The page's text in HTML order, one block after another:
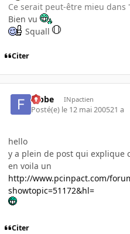
Ce serait peut-être mieu
Bien vu
Squall
Citer
fabbe INpactien
Posté(e) le 12 mai 200521 a
hello
y a plein de post qui explique
en voila un
http://www.pcinpact.com/
showtopic=51172&hl=
Citer